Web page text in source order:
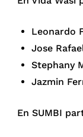
Leonardo
Jose
Stephany
Jazmin
En SUMBI